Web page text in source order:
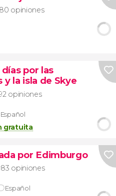
opiniones
por las
y la isla de Skye
opiniones
Español
gratuita
por Edimburgo
opiniones
Español